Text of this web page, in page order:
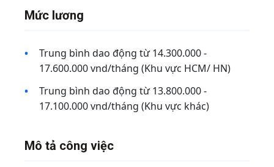
Mức lương
Trung bình dao động từ 14.300.000 -
17.600.000 vnd/tháng (Khu vực HCM/ HN)
Trung bình dao động từ 13.800.000 -
17.100.000 vnd/tháng (Khu vực khác)
Mô tả công việc